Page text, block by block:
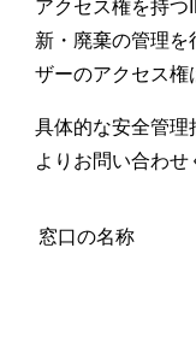
アクセス権を持つ
新・廃棄の管理を
ザーのアクセス権
具体的な安全管理
よりお問い合わせ
窓口の名称